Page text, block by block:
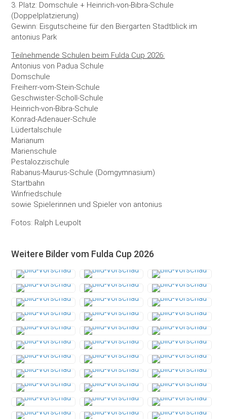
3. Platz: Domschule + Heinrich-von-Bibra-Schule
(Doppelplatzierung)
Gewinn: Eisgutscheine für den Biergarten Stadtblick im
antonius Park
Teilnehmende Schulen beim Fulda Cup 2026:
Antonius von Padua Schule
Domschule
Freiherr-vom-Stein-Schule
Geschwister-Scholl-Schule
Heinrich-von-Bibra-Schule
Konrad-Adenauer-Schule
Lüdertalschule
Marianum
Marienschule
Pestalozzischule
Rabanus-Maurus-Schule (Domgymnasium)
Startbahn
Winfriedschule
sowie Spielerinnen und Spieler von antonius
Fotos: Ralph Leupolt
Weitere Bilder vom Fulda Cup 2026